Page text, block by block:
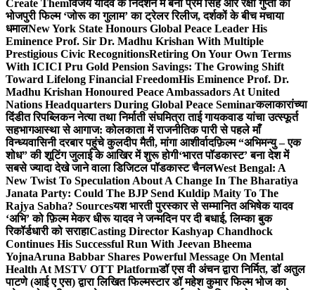
Create Themविजय यादव के निर्देशन में बनी प्रेम सिंह और रक्षा गुप्ता की
भोजपुरी फिल्म ‘जोरू का गुलाम’ का ट्रेलर रिलीज, दर्शकों के बीच मचाया
धमालNew York State Honours Global Peace Leader His
Eminence Prof. Sir Dr. Madhu Krishan With Multiple
Prestigious Civic RecognitionsRetiring On Your Own Terms
With ICICI Pru Gold Pension Savings: The Growing Shift
Toward Lifelong Financial FreedomHis Eminence Prof. Dr.
Madhu Krishan Honoured Peace Ambassadors At United
Nations Headquarters During Global Peace Seminarकलाकारांच्या
दिंडीत रिपब्लिकन नेत्या तथा निर्माती संघमित्रा ताई गायकवाड यांचा उत्स्फूर्त
सहभागआस्था से आगाज: कोलकाता में राजनीतिक पारी से पहले माँ
विन्ध्यवासिनी दरबार पहुंचे कुलदीप मैती, मांगा आशीर्वादफ़िल्म “अभिमन्यु – एक
शोध” की शूटिंग जुलाई के आखिर में शुरू होगी‘भारत पॉडकास्ट’ बना देश में
सबसे ज्यादा देखे जाने वाला डिजिटल पॉडकास्ट चैनलWest Bengal: A
New Twist To Speculation About A Change In The Bharatiya
Janata Party: Could The BJP Send Kuldip Maity To The
Rajya Sabha? Sourcesयश भारती पुरस्कार से सम्मानित अभिषेक यादव
‘अभि’ को फ़िल्म मेकर धीरू यादव ने जन्मदिन पर दी बधाई, लिम्का बुक
रिकॉर्डधारी को सराहाCasting Director Kashyap Chandhock
Continues His Successful Run With Jeevan Bheema
YojnaAruna Babbar Shares Powerful Message On Mental
Health At MSTV OTT Platformडॉ एस वी अंचन द्वारा निर्मित, डॉ अतुल
पाटणे (आई ए एस) द्वारा लिखित फिल्मस्टार डॉ महेश कुमार फिल्म भोज का